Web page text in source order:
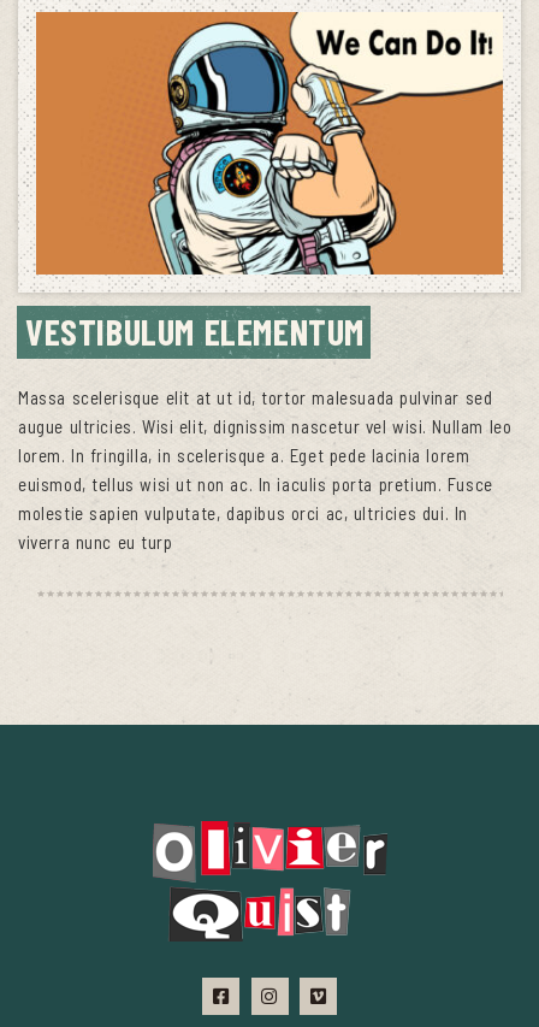
VESTIBULUM ELEMENTUM
Massa scelerisque elit at ut id, tortor malesuada pulvinar sed
augue ultricies. Wisi elit, dignissim nascetur vel wisi. Nullam leo
lorem. In fringilla, in scelerisque a. Eget pede lacinia lorem
euismod, tellus wisi ut non ac. In iaculis porta pretium. Fusce
molestie sapien vulputate, dapibus orci ac, ultricies dui. In
viverra nunc eu turp